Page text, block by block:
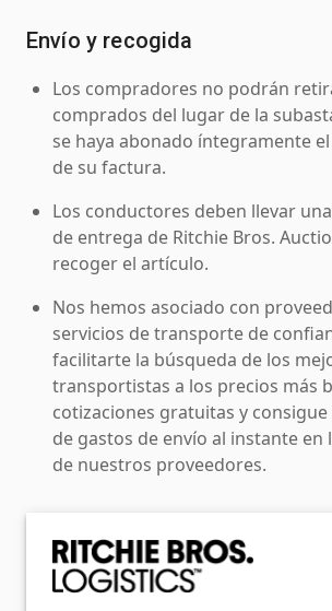
Envío y recogida
Los compradores no podrán
comprados del lugar de la
se haya abonado íntegramente
de su factura.
Los conductores deben llevar
de entrega de Ritchie Bros.
recoger el artículo.
Nos hemos asociado con
servicios de transporte de
facilitarte la búsqueda de los
transportistas a los precios más
cotizaciones gratuitas y
de gastos de envío al instante en
de nuestros proveedores.